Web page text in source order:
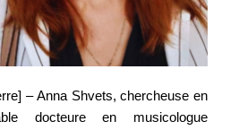
– Anna Shvets, chercheuse en
docteure en musicologue